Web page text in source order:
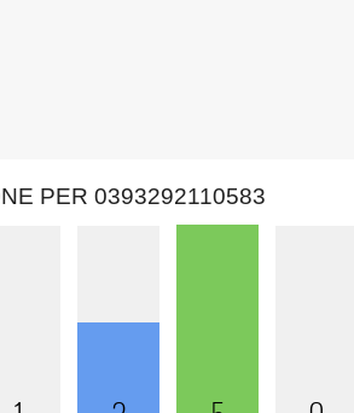
PER 0393292110583